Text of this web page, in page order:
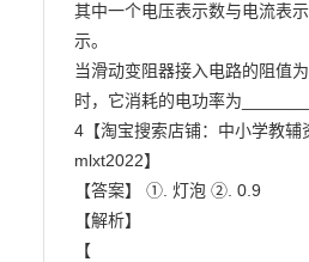
其中一个电压表示数与电流表
示。
当滑动变阻器接入电路的阻值
时，它消耗的电功率为
4【淘宝搜索店铺：中小学教辅
mlxt2022】
【答案】 ①. 灯泡 ②. 0.9
【解析】
【